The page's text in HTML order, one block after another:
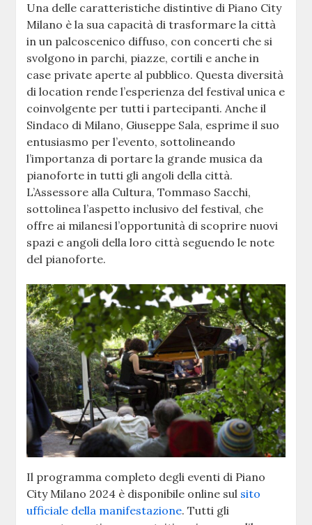
Una delle caratteristiche distintive di Piano City
Milano è la sua capacità di trasformare la città
in un palcoscenico diffuso, con concerti che si
svolgono in parchi, piazze, cortili e anche in
case private aperte al pubblico. Questa diversità
di location rende l’esperienza del festival unica e
coinvolgente per tutti i partecipanti. Anche il
Sindaco di Milano, Giuseppe Sala, esprime il suo
entusiasmo per l’evento, sottolineando
l’importanza di portare la grande musica da
pianoforte in tutti gli angoli della città.
L’Assessore alla Cultura, Tommaso Sacchi,
sottolinea l’aspetto inclusivo del festival, che
offre ai milanesi l’opportunità di scoprire nuovi
spazi e angoli della loro città seguendo le note
del pianoforte.
Il programma completo degli eventi di Piano
City Milano 2024 è disponibile online sul sito
ufficiale della manifestazione. Tutti gli